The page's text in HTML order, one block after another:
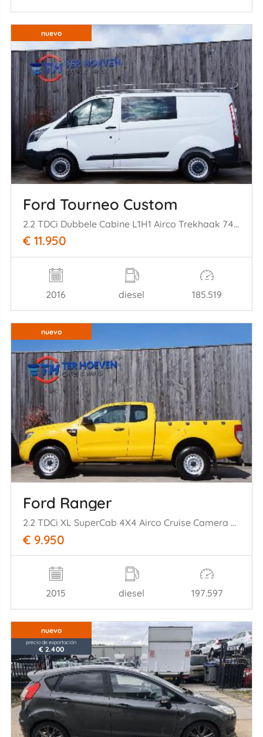
nuevo
Ford Tourneo Custom
2.2 TDCi Dubbele Cabine L1H1 Airco Trekhaak 74KW Euro 5
€ 11.950
2016 diesel 185.519
nuevo
Ford Ranger
2.2 TDCi XL SuperCab 4X4 Airco Cruise Camera Trekhaak 110KW Euro 5
€ 9.950
2015 diesel 197.597
nuevo
precio de exportación
€ 2.400